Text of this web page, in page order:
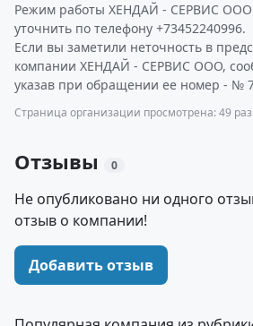
Режим работы ХЕНДАЙ - СЕРВИС ООО
уточнить по телефону +73452240996.
Если вы заметили неточность в
компании ХЕНДАЙ - СЕРВИС ООО,
указав при обращении ее номер - №
Страница организации просмотрена: 49 раз
Отзывы 0
Не опубликовано ни одного
отзыв о компании!
Добавить отзыв